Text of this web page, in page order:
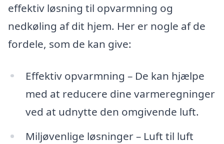
effektiv løsning til opvarmning og
nedkøling af dit hjem. Her er nogle af de
fordele, som de kan give:
Effektiv opvarmning – De kan hjælpe
med at reducere dine varmeregninger
ved at udnytte den omgivende luft.
Miljøvenlige løsninger – Luft til luft